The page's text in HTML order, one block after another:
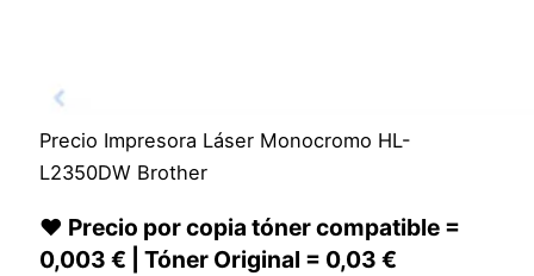
Precio Impresora Láser Monocromo HL-
L2350DW Brother
❤️ Precio por copia tóner compatible =
0,003 € | Tóner Original = 0,03 €